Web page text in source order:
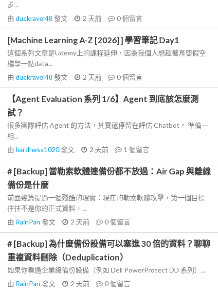
步...
由 duckravel48 發文 2 天前 0個留言
[Machine Learning A-Z [2026] ] 學習筆記 Day1
這個系列文章是Udemy上的課程延伸，因為我個人想趁著育嬰假空
檔學一點data...
由 duckravel48 發文 2 天前 0個留言
【Agent Evaluation 系列 1/6】Agent 到底該怎麼測
試？
很多團隊評估 Agent 的方法，其實還停留在評估 Chatbot。 準備一
組...
由 hardness1020發文 2 天前 1 個留言
# [Backup] 當勒索軟體連備份都不放過：Air Gap 與離線
備份是什麼
前面幾篇提過一個殘酷的現實：現在的勒索軟體攻擊，第一個目標
往往不是你的正式資料，...
由 RainPan 發文 2 天前 0個留言
# [Backup] 為什麼備份設備可以塞進 30 倍的資料？聊聊
重複資料刪除（Deduplication）
如果你看過企業級備份設備（例如 Dell PowerProtect DD 系列）...
由 RainPan 發文 2 天前 0個留言